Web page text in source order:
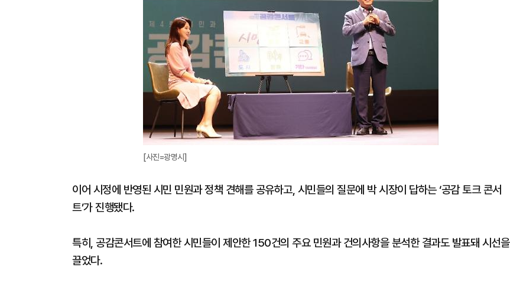
[사진=광명시]
이어 시정에 반영된 시민 민원과 정책 견해를 공유하고, 시민들의 질문에 박 시장이 답하는 ‘공감 토크 콘서
트’가 진행됐다.
특히, 공감콘서트에 참여한 시민들이 제안한 150건의 주요 민원과 건의사항을 분석한 결과도 발표돼 시선을
끌었다.